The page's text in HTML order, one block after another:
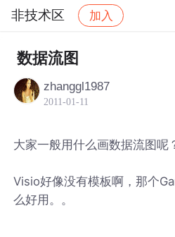
非技术区 加入
社区 非技术区
数据流图
zhanggl1987
2011-01-11
大家一般用什么画数据流图呢
Visio好像没有模板啊，那个
么好用。。